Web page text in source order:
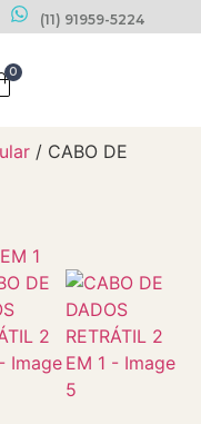
(11) 91959-5224
0
/ CABO DE